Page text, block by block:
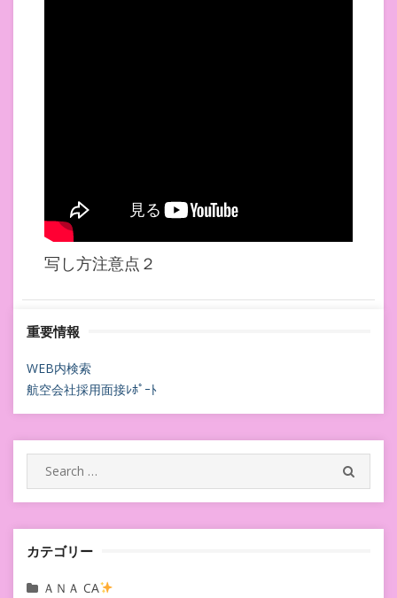
写し方注意点２
重要情報
WEB内検索
航空会社採用面接ﾚﾎﾟｰﾄ
Search
for:
カテゴリー
ＡＮＡ CA